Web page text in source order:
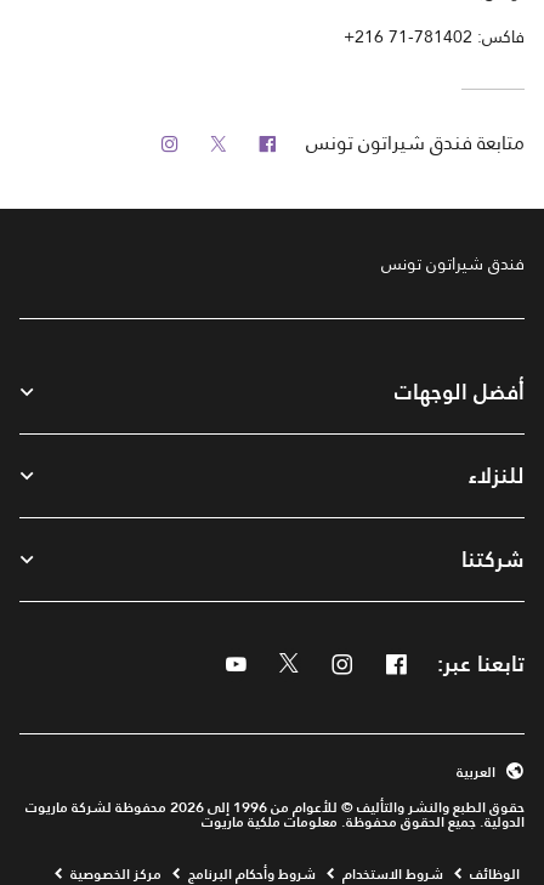
فاكس: +216 71-781402
متابعةفندق شيراتون تونس فيس بوكتويتر
فندق شيراتون تونس
أفضل الوجهات
للنزلاء
شركتنا
تابعنا عبر: Facebook
Instagram
Twitter
حقوق الطبع والنشر والتأليف © للأعوام من 1996 إلى 2026 محفوظة لشركة ماريوت
الدولية. جميع الحقوق محفوظة. معلومات ملكية ماريوت
العربية
الوظائف Opens a new window
شروط الاستخدام شروط وأحكام البرنامج مركز الخصوصية